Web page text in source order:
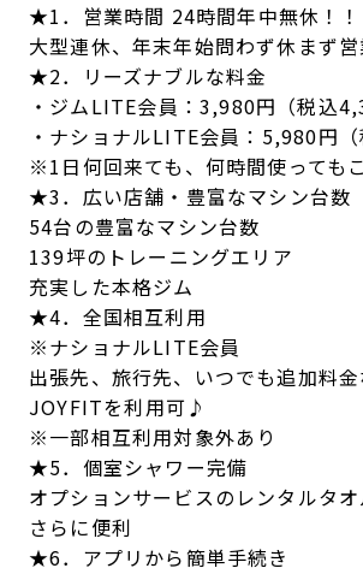
★1．営業時間 24時間年中無休！！
大型連休、年末年始問わず休まず営
★2．リーズナブルな料金
・ジムLITE会員：3,980円（税込
・ナショナルLITE会員：5,980円（
※1日何回来ても、何時間使っても
★3．広い店舗・豊富なマシン台数
54台の豊富なマシン台数
139坪のトレーニングエリア
充実した本格ジム
★4．全国相互利用
※ナショナルLITE会員
出張先、旅行先、いつでも追加料
JOYFITを利用可♪
※一部相互利用対象外あり
★5．個室シャワー完備
オプションサービスのレンタルタ
さらに便利
★6．アプリから簡単手続き